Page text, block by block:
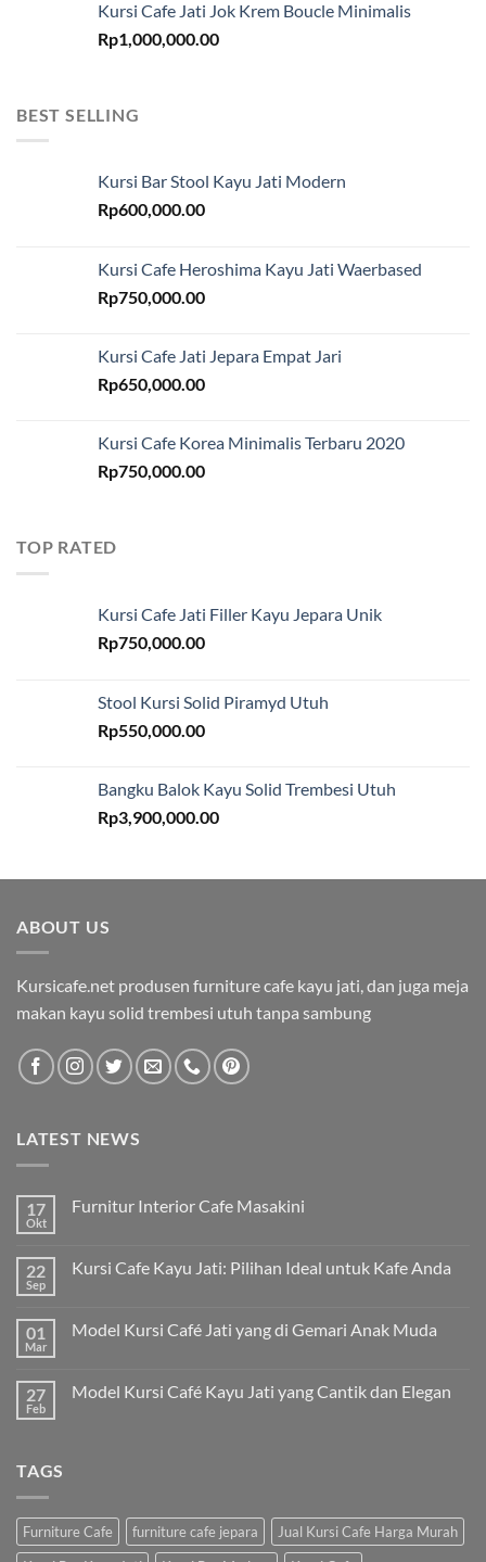
Kursi Cafe Jati Jok Krem Boucle Minimalis
Rp1,000,000.00
BEST SELLING
Kursi Bar Stool Kayu Jati Modern
Rp600,000.00
Kursi Cafe Heroshima Kayu Jati Waerbased
Rp750,000.00
Kursi Cafe Jati Jepara Empat Jari
Rp650,000.00
Kursi Cafe Korea Minimalis Terbaru 2020
Rp750,000.00
TOP RATED
Kursi Cafe Jati Filler Kayu Jepara Unik
Rp750,000.00
Stool Kursi Solid Piramyd Utuh
Rp550,000.00
Bangku Balok Kayu Solid Trembesi Utuh
Rp3,900,000.00
ABOUT US
Kursicafe.net produsen furniture cafe kayu jati, dan juga meja
makan kayu solid trembesi utuh tanpa sambung
LATEST NEWS
17
Okt
Furnitur Interior Cafe Masakini
22
Sep
Kursi Cafe Kayu Jati: Pilihan Ideal untuk Kafe Anda
01
Mar
Model Kursi Café Jati yang di Gemari Anak Muda
27
Feb
Model Kursi Café Kayu Jati yang Cantik dan Elegan
TAGS
Furniture Cafe furniture cafe jepara
Jual Kursi Cafe Harga Murah